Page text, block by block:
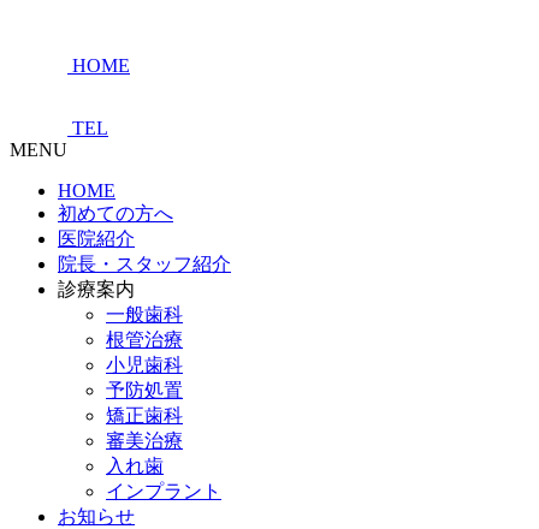
HOME
TEL
MENU
HOME
初めての方へ
医院紹介
院長・スタッフ紹介
診療案内
一般歯科
根管治療
小児歯科
予防処置
矯正歯科
審美治療
入れ歯
インプラント
お知らせ